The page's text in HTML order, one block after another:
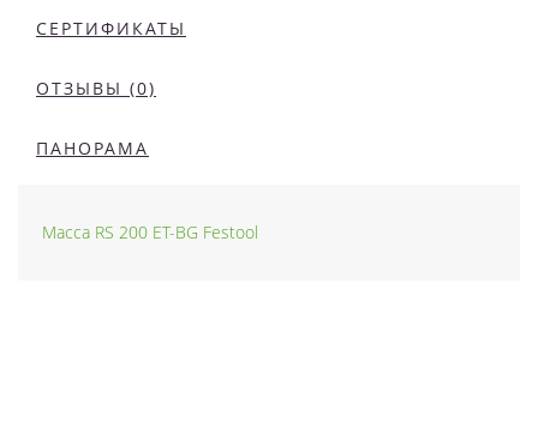
СЕРТИФИКАТЫ
ОТЗЫВЫ (0)
ПАНОРАМА
Масса RS 200 ET-BG Festool